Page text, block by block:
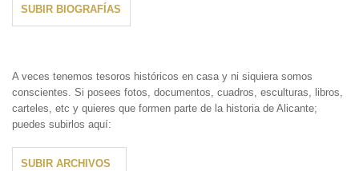
SUBIR BIOGRAFÍAS
A veces tenemos tesoros históricos en casa y ni siquiera somos
conscientes. Si posees fotos, documentos, cuadros, esculturas, libros,
carteles, etc y quieres que formen parte de la historia de Alicante;
puedes subirlos aquí:
SUBIR ARCHIVOS